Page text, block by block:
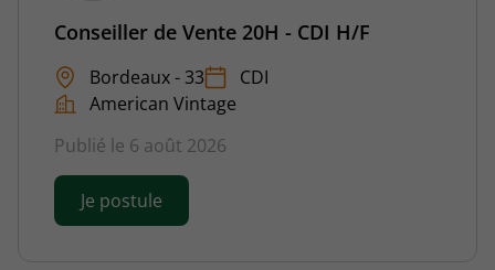
Conseiller de Vente 20H - CDI H/F
Bordeaux - 33
CDI
American Vintage
Publié le 6 août 2026
Je postule